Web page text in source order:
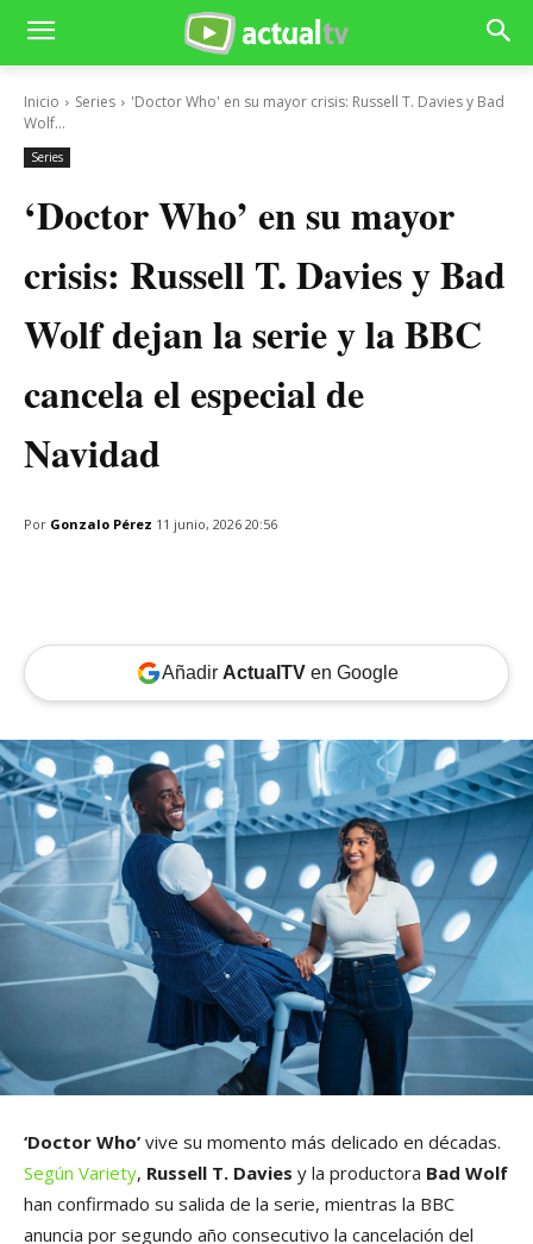
Inicio Series
'Doctor Who' en su mayor crisis: Russell T. Davies y Bad
Wolf...
Series
‘Doctor Who’ en su mayor
crisis: Russell T. Davies y Bad
Wolf dejan la serie y la BBC
cancela el especial de
Navidad
Por Gonzalo Pérez 11 junio, 2026 20:56
Añadir ActualTVen Google
‘Doctor Who’ vive su momento más delicado en décadas.
Según Variety, Russell T. Davies y la productora Bad Wolf
han confirmado su salida de la serie, mientras la BBC
anuncia por segundo año consecutivo la cancelación del